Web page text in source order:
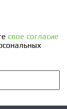
свое согласие